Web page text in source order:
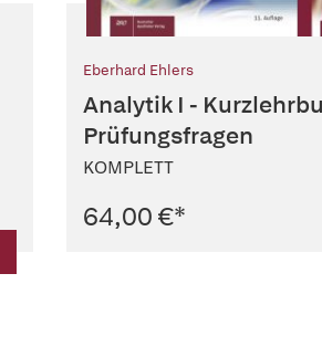
Eberhard Ehlers
Analytik I -
Prüfungsfragen
KOMPLETT
64,00 €*